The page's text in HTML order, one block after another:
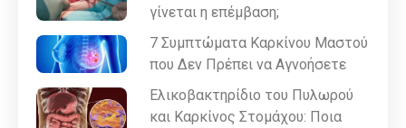
γίνεται η επέμβαση;
7 Συμπτώματα Καρκίνου Μαστού
που Δεν Πρέπει να Αγνοήσετε
Ελικοβακτηρίδιο του Πυλωρού
και Καρκίνος Στομάχου: Ποια